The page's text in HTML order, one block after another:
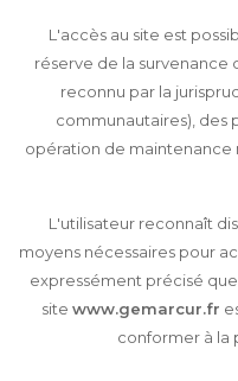
L'accès au site est
réserve de la survenance
reconnu par la
communautaires), des
opération de maintenance
L'utilisateur reconnaît
moyens nécessaires pour
expressément précisé
site www.gemarcur.fr
conformer à la